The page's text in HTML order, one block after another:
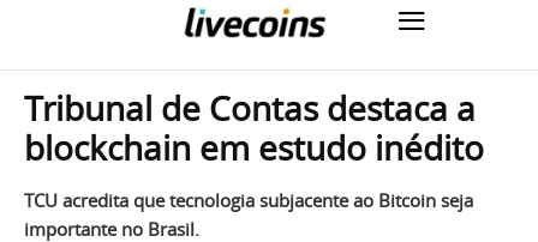
Tribunal de Contas destaca a
blockchain em estudo inédito
TCU acredita que tecnologia subjacente ao Bitcoin seja
importante no Brasil.